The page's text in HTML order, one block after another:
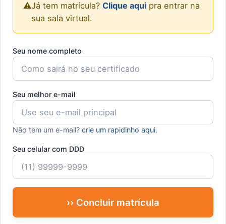
⚠️Já tem matrícula? Clique aqui pra entrar na
sua sala virtual.
Seu nome completo
Seu melhor e-mail
Não tem um e-mail? crie um rapidinho aqui.
Seu celular com DDD
›› Concluir matrícula